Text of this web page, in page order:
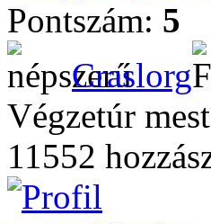
Pontszám: 5
Craslorg
Végzetúr
11552